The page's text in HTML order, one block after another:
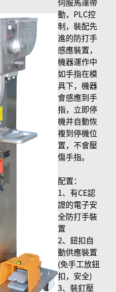
動，PLC控
制，裝配先
進的防打手
感應裝置，
機器運作中
如手指在模
具下，機器
會感應到手
指，立即停
機并自動恢
複到停機位
置，不會壓
傷手指。
配置：
1、有CE認
證的電子安
全防打手裝
置
2、鈕扣自
動供應裝置
(免手工放鈕
扣，安全)
3、裝釘壓